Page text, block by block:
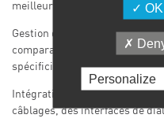
meilleurs choix en fonction
Gestion de l’énergie : les
comparatifs en fonction des
spécificités.
Intégration mécanique :
câblages, des interfaces de
Personalize